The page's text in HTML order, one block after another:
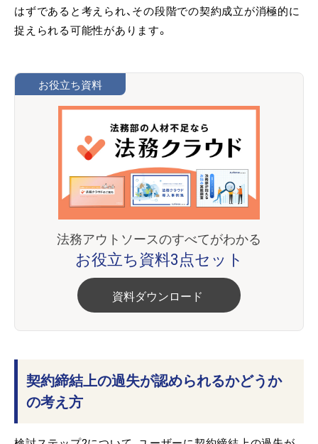
はずであると考えられ、その段階での契約成立が消極的に
捉えられる可能性があります。
お役立ち資料
法務アウトソースのすべてがわかる
お役立ち資料3点セット
資料ダウンロード
契約締結上の過失が認められるかどうか
の考え方